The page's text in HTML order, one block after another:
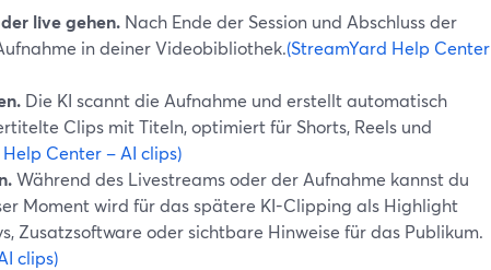
live gehen. Nach Ende der Session und Abschluss der
in deiner Videobibliothek.(StreamYard Help Center
Die KI scannt die Aufnahme und erstellt automatisch
Clips mit Titeln, optimiert für Shorts, Reels und
Center – AI clips)
Während des Livestreams oder der Aufnahme kannst du
Moment wird für das spätere KI-Clipping als Highlight
Zusatzsoftware oder sichtbare Hinweise für das Publikum.
clips)